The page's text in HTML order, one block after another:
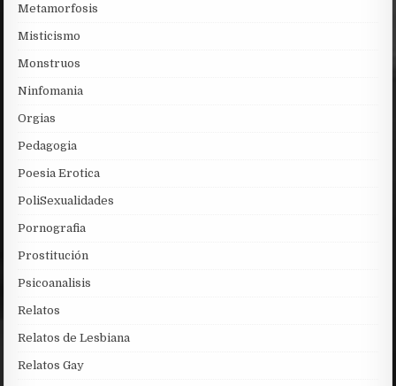
Metamorfosis
Misticismo
Monstruos
Ninfomania
Orgias
Pedagogia
Poesia Erotica
PoliSexualidades
Pornografia
Prostitución
Psicoanalisis
Relatos
Relatos de Lesbiana
Relatos Gay